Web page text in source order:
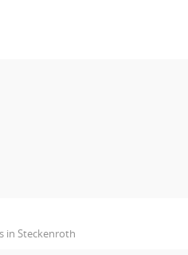
in Steckenroth